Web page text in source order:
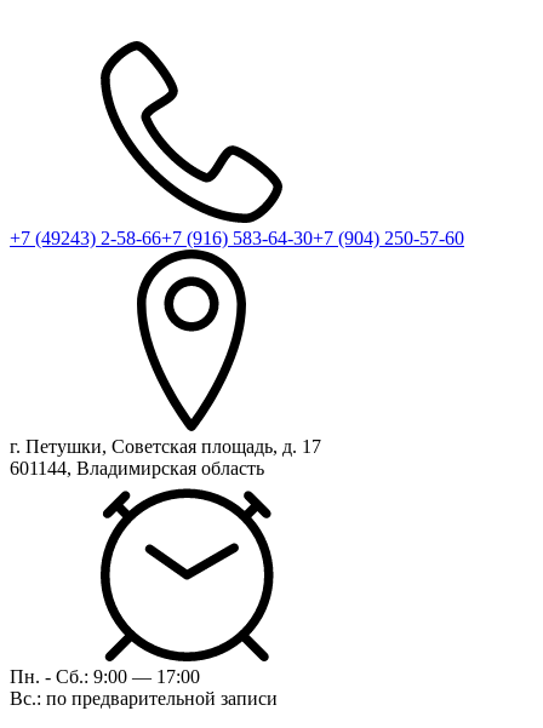
+7 (49243) 2-58-66+7 (916) 583-64-30+7 (904) 250-57-60
г. Петушки, Советская площадь, д. 17
601144, Владимирская область
Пн. - Сб.: 9:00 — 17:00
Вс.: по предварительной записи